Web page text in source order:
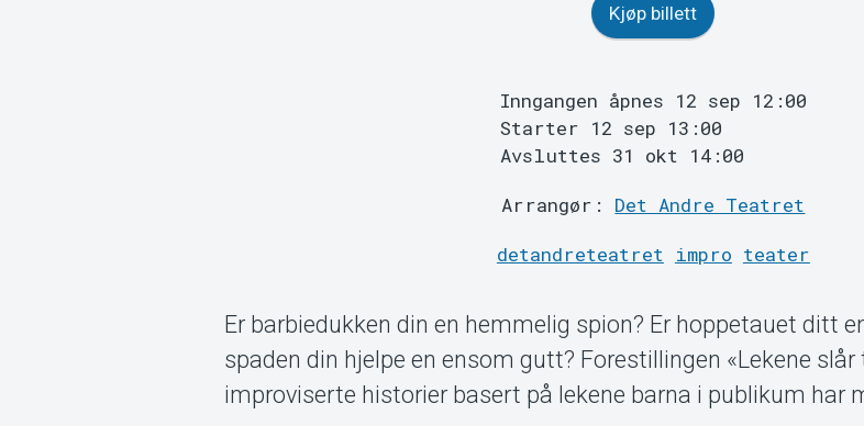
Kjøp billett
Inngangen åpnes 12 sep 12:00
Starter 12 sep 13:00
Avsluttes 31 okt 14:00
Arrangør: Det Andre Teatret
detandreteatret impro teater
Er barbiedukken din en hemmelig spion? Er hoppetauet ditt
spaden din hjelpe en ensom gutt? Forestillingen «Lekene
improviserte historier basert på lekene barna i publikum har